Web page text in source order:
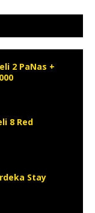
2 PaNas +
8 Red
Stay